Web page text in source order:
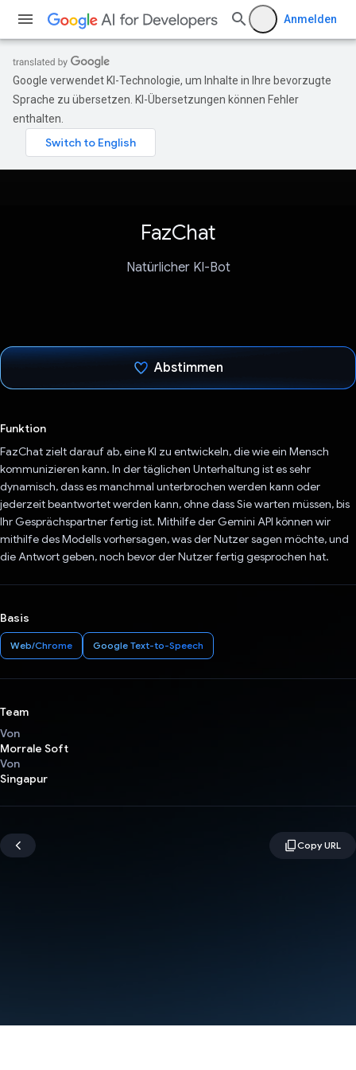
Anmelden
Google verwendet KI-Technologie, um Inhalte in Ihre bevorzugte
Sprache zu übersetzen. KI-Übersetzungen können Fehler
enthalten.
FazChat
Natürlicher KI-Bot
Abstimmen
Funktion
FazChat zielt darauf ab, eine KI zu entwickeln, die wie ein Mensch
kommunizieren kann. In der täglichen Unterhaltung ist es sehr
dynamisch, dass es manchmal unterbrochen werden kann oder
jederzeit beantwortet werden kann, ohne dass Sie warten müssen, bis
Ihr Gesprächspartner fertig ist. Mithilfe der Gemini API können wir
mithilfe des Modells vorhersagen, was der Nutzer sagen möchte, und
die Antwort geben, noch bevor der Nutzer fertig gesprochen hat.
Basis
Web/Chrome Google Text-to-Speech
Team
Von
Morrale Soft
Von
Singapur